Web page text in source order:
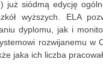
już siódmą edycję
wyższych. ELA
dyplomu, jak i
rozwijanemu w
jaka ich liczba